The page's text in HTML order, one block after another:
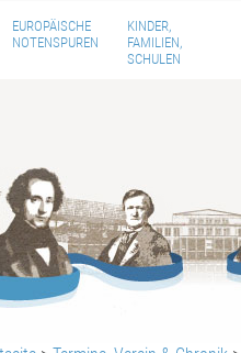
EUROPÄISCHE
NOTENSPUREN
KINDER,
FAMILIEN,
SCHULEN